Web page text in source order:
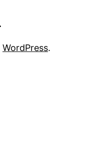
WordPress.